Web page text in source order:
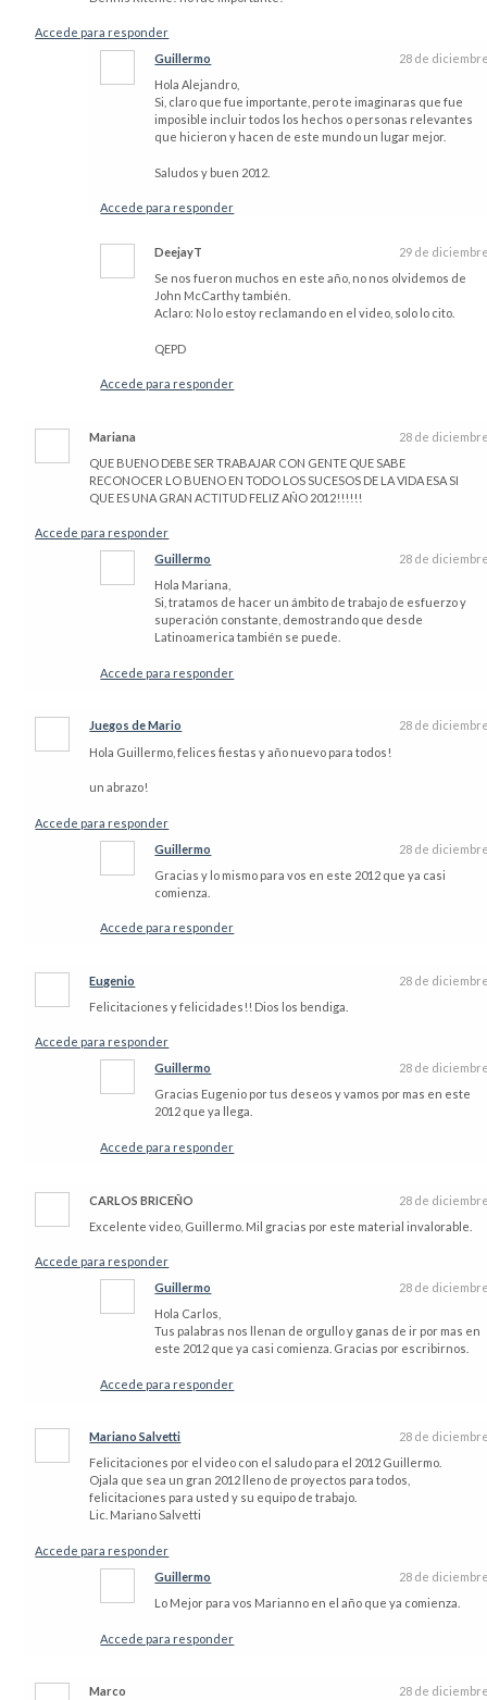
Accede para responder
Guillermo
28 de
Hola Alejandro,
Si, claro que fue importante, pero te imaginaras que fue
imposible incluir todos los hechos o personas relevantes
que hicieron y hacen de este mundo un lugar mejor.
Saludos y buen 2012.
Accede para responder
DeejayT
29 de
Se nos fueron muchos en este año, no nos olvidemos de
John McCarthy también.
Aclaro: No lo estoy reclamando en el video, solo lo cito.
QEPD
Accede para responder
Mariana
28 de
QUE BUENO DEBE SER TRABAJAR CON GENTE QUE SABE
RECONOCER LO BUENO EN TODO LOS SUCESOS DE LA VIDA ESA SI
QUE ES UNA GRAN ACTITUD FELIZ AÑO 2012!!!!!!
Accede para responder
Guillermo
28 de
Hola Mariana,
Si, tratamos de hacer un ámbito de trabajo de esfuerzo y
superación constante, demostrando que desde
Latinoamerica también se puede.
Accede para responder
Juegos de Mario
28 de
Hola Guillermo, felices fiestas y año nuevo para todos!
un abrazo!
Accede para responder
Guillermo
28 de
Gracias y lo mismo para vos en este 2012 que ya casi
comienza.
Accede para responder
Eugenio
28 de
Felicitaciones y felicidades!! Dios los bendiga.
Accede para responder
Guillermo
28 de
Gracias Eugenio por tus deseos y vamos por mas en este
2012 que ya llega.
Accede para responder
CARLOS BRICEÑO
28 de
Excelente video, Guillermo. Mil gracias por este material invalorable.
Accede para responder
Guillermo
28 de
Hola Carlos,
Tus palabras nos llenan de orgullo y ganas de ir por mas en
este 2012 que ya casi comienza. Gracias por escribirnos.
Accede para responder
Mariano Salvetti
28 de
Felicitaciones por el video con el saludo para el 2012 Guillermo.
Ojala que sea un gran 2012 lleno de proyectos para todos,
felicitaciones para usted y su equipo de trabajo.
Lic. Mariano Salvetti
Accede para responder
Guillermo
28 de
Lo Mejor para vos Marianno en el año que ya comienza.
Accede para responder
Marco
28 de